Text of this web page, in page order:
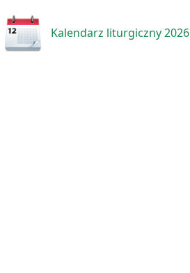
Kalendarz liturgiczny 2026